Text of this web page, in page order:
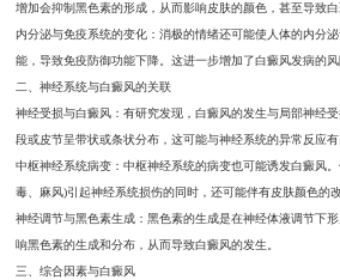
增加会抑制黑色素的形成，从而影响皮肤的颜色，甚至导致白
内分泌与免疫系统的变化：消极的情绪还可能使人体的内分
能，导致免疫防御功能下降。这进一步增加了白癜风发病的风
二、神经系统与白癜风的关联
神经受损与白癜风：有研究发现，白癜风的发生与局部神经
段或皮节呈带状或条状分布，这可能与神经系统的异常反应有
中枢神经系统病变：中枢神经系统的病变也可能诱发白癜风
毒、麻风)引起神经系统损伤的同时，还可能伴有皮肤颜色的改
神经调节与黑色素生成：黑色素的生成是在神经体液调节下
响黑色素的生成和分布，从而导致白癜风的发生。
三、综合因素与白癜风